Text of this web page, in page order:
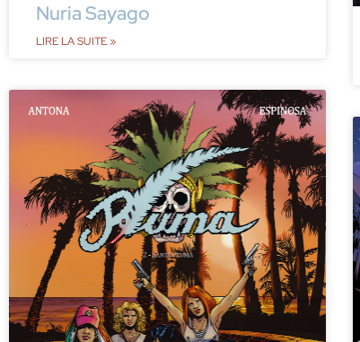
Nuria Sayago
LIRE LA SUITE »